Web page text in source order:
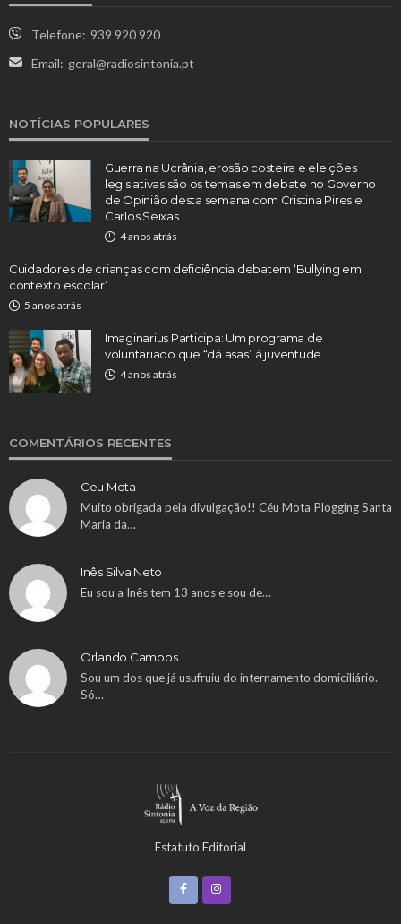
Telefone: 939 920 920
Email: geral@radiosintonia.pt
NOTÍCIAS POPULARES
Guerra na Ucrânia, erosão costeira e eleições
legislativas são os temas em debate no Governo
de Opinião desta semana com Cristina Pires e
Carlos Seixas
4 anos atrás
Cuidadores de crianças com deficiência debatem ‘Bullying em
contexto escolar’
5 anos atrás
Imaginarius Participa: Um programa de
voluntariado que “dá asas” à juventude
4 anos atrás
COMENTÁRIOS RECENTES
Ceu Mota
Muito obrigada pela divulgação!! Céu Mota Plogging Santa
Maria da…
Inês Silva Neto
Eu sou a Inês tem 13 anos e sou de…
Orlando Campos
Sou um dos que já usufruiu do internamento domiciliário.
Só…
Estatuto Editorial